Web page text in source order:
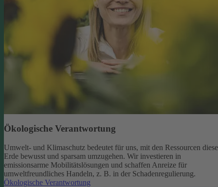
Ökologische Verantwortung
Umwelt- und Klimaschutz bedeutet für uns, mit den Ressourcen
Erde bewusst und sparsam umzugehen. Wir investieren in
emissionsarme Mobilitätslösungen und schaffen Anreize für
umweltfreundliches Handeln, z. B. in der Schadenregulierung.
Ökologische Verantwortung